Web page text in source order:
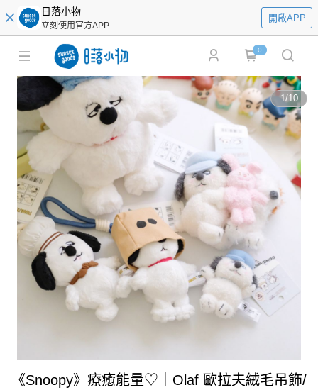
日落小物
立刻使用官方APP
開啟APP
0
1/10
《Snoopy》療癒能量♡｜Olaf 歐拉夫絨毛吊飾/